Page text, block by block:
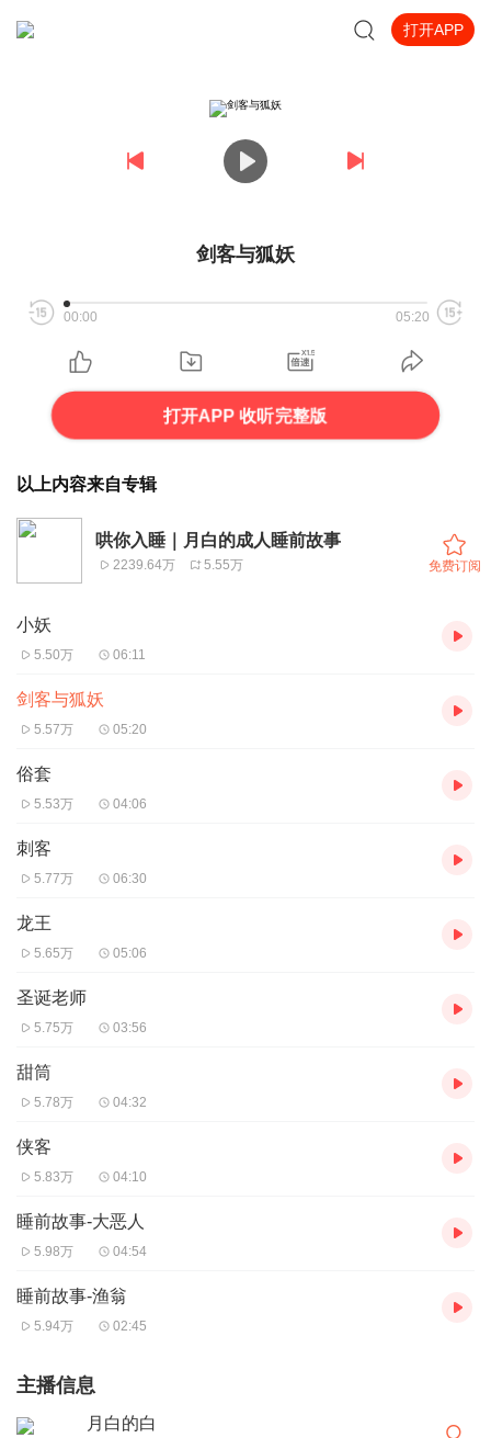
打开APP
剑客与狐妖
00:00 05:20
打开APP 收听完整版
以上内容来自专辑
哄你入睡｜月白的成人睡前故事
2239.64万 5.55万 免费订阅
小妖
5.50万 06:11
剑客与狐妖
5.57万 05:20
俗套
5.53万 04:06
刺客
5.77万 06:30
龙王
5.65万 05:06
圣诞老师
5.75万 03:56
甜筒
5.78万 04:32
侠客
5.83万 04:10
睡前故事-大恶人
5.98万 04:54
睡前故事-渔翁
5.94万 02:45
主播信息
月白的白